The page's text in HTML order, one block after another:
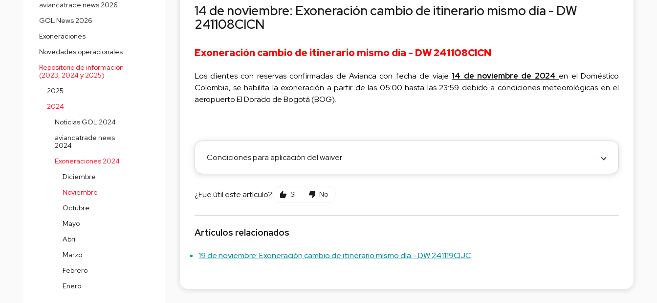
aviancatrade news 2026
GOL News 2026
Exoneraciones
Novedades operacionales
Repositorio de información
(2023, 2024 y 2025)
2025
2024
Noticias GOL 2024
aviancatrade news
2024
Exoneraciones 2024
Diciembre
Noviembre
Octubre
Mayo
Abril
Marzo
Febrero
Enero
14 de noviembre: Exoneración cambio de itinerario mismo día - DW
241108CICN
Exoneracióncambio de itinerario mismo día - DW 241108CICN
Los clientes con reservas confirmadas de Avianca con fecha de viaje 14 de noviembre de 2024 en el Doméstico
Colombia, se habilita la exoneración a partir de las 05:00 hasta las 23:59 debido a condiciones meteorológicas en el
aeropuerto El Dorado de Bogotá (BOG).
Condiciones para aplicación del waiver
¿Fue útil este artículo? Sí No
Artículos relacionados
19 de noviembre: Exoneración cambio de itinerario mismo día - DW 241119CIJC